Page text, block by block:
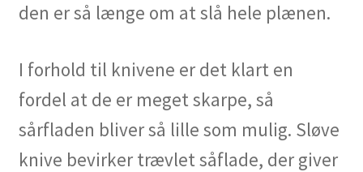
den er så længe om at slå hele plænen.
I forhold til knivene er det klart en
fordel at de er meget skarpe, så
sårfladen bliver så lille som mulig. Sløve
knive bevirker trævlet såflade, der giver